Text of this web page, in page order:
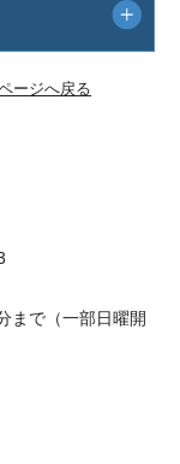
ージへ戻る
まで（一部日曜開